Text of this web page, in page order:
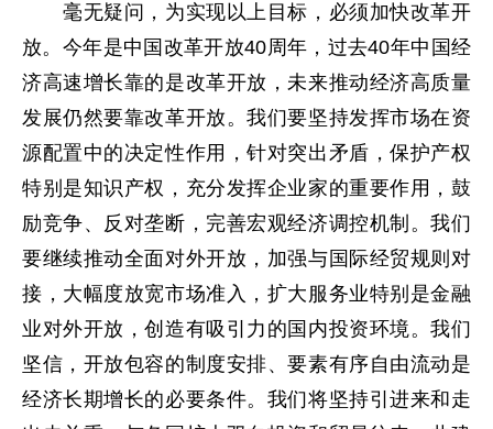
毫无疑问，为实现以上目标，必须加快改革开
放。今年是中国改革开放40周年，过去40年中国经
济高速增长靠的是改革开放，未来推动经济高质量
发展仍然要靠改革开放。我们要坚持发挥市场在资
源配置中的决定性作用，针对突出矛盾，保护产权
特别是知识产权，充分发挥企业家的重要作用，鼓
励竞争、反对垄断，完善宏观经济调控机制。我们
要继续推动全面对外开放，加强与国际经贸规则对
接，大幅度放宽市场准入，扩大服务业特别是金融
业对外开放，创造有吸引力的国内投资环境。我们
坚信，开放包容的制度安排、要素有序自由流动是
经济长期增长的必要条件。我们将坚持引进来和走